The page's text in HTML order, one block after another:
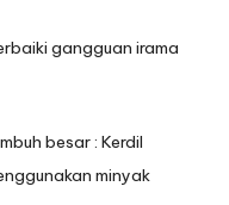
gangguan irama
besar : Kerdil
minyak